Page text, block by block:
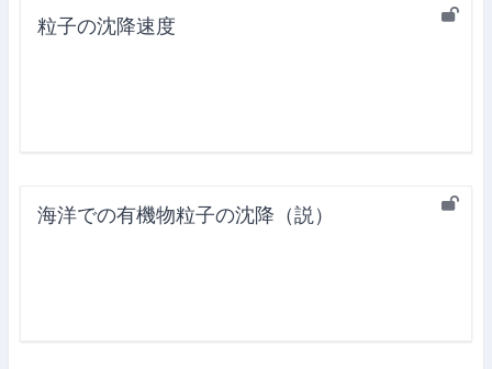
粒子の沈降速度
海洋での有機物粒子の沈降（説）